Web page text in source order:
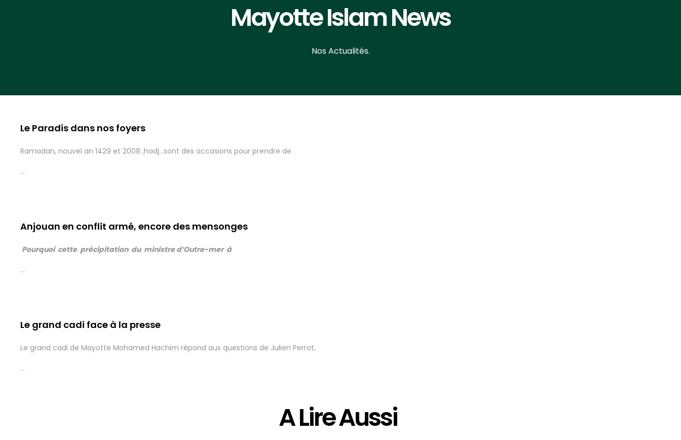
Mayotte Islam News
Nos Actualités.
Le Paradis dans nos foyers
Ramadan, nouvel an 1429 et 2008 ,hadj…sont des occasions pour prendre de
...
Anjouan en conflit armé, encore des mensonges
Pourquoi cette précipitation du ministre d’Outre-mer à
...
Le grand cadi face à la presse
Le grand cadi de Mayotte Mohamed Hachim répond aux questions de Julien Perrot,
...
A Lire Aussi